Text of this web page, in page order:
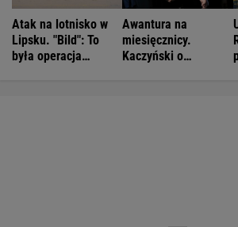
Atak na lotnisko w
Lipsku. "Bild": To
była operacja
Awantura na
miesięcznicy.
Kaczyński o